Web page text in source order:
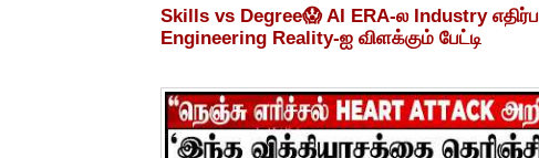
Skills vs Degree😱 AI ERA-ல Industry
Engineering Reality-ஐ விளக்கும் பேட்டி